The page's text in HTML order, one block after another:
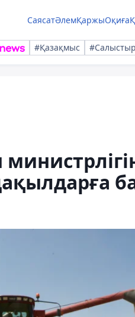
СаясатӘлемҚаржыОқиға
#Қазақмыс